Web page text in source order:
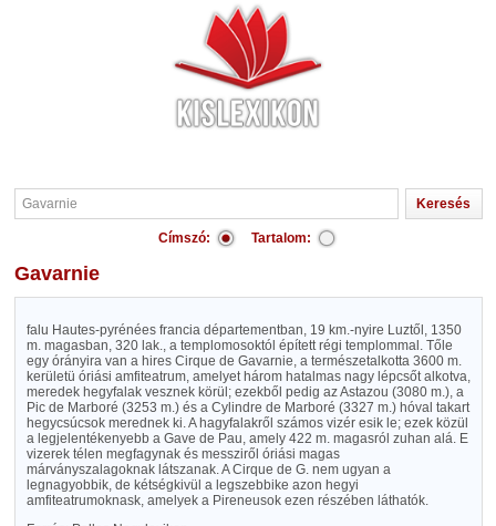
Címszó: Tartalom:
Gavarnie
falu Hautes-pyrénées francia départementban, 19 km.-nyire Luztől, 1350
m. magasban, 320 lak., a templomosoktól épített régi templommal. Tőle
egy órányira van a hires Cirque de Gavarnie, a természetalkotta 3600 m.
kerületü óriási amfiteatrum, amelyet három hatalmas nagy lépcsőt alkotva,
meredek hegyfalak vesznek körül; ezekből pedig az Astazou (3080 m.), a
Pic de Marboré (3253 m.) és a Cylindre de Marboré (3327 m.) hóval takart
hegycsúcsok merednek ki. A hagyfalakről számos vizér esik le; ezek közül
a legjelentékenyebb a Gave de Pau, amely 422 m. magasról zuhan alá. E
vizerek télen megfagynak és messziről óriási magas
márványszalagoknak látszanak. A Cirque de G. nem ugyan a
legnagyobbik, de kétségkivül a legszebbike azon hegyi
amfiteatrumoknask, amelyek a Pireneusok ezen részében láthatók.